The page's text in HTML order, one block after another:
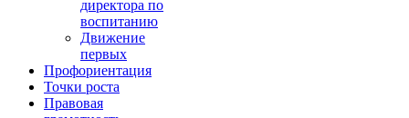
директора по
воспитанию
Движение
первых
Профориентация
Точки роста
Правовая